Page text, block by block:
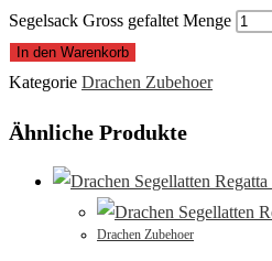
Segelsack Gross gefaltet Menge
In den Warenkorb
Kategorie Drachen Zubehoer
Ähnliche Produkte
Drachen Zubehoer